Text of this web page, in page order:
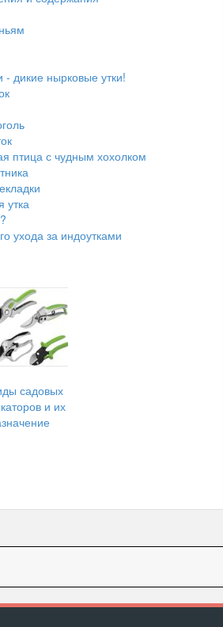
дикие нырковые утки!
птица с чудным хохолком
утка
ухода за индоутками
садовых
и их